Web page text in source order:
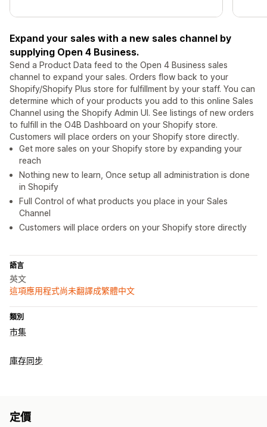
Expand your sales with a new sales channel by
supplying Open 4 Business.
Send a Product Data feed to the Open 4 Business sales
channel to expand your sales. Orders flow back to your
Shopify/Shopify Plus store for fulfillment by your staff. You can
determine which of your products you add to this online Sales
Channel using the Shopify Admin UI. See listings of new orders
to fulfill in the O4B Dashboard on your Shopify store.
Customers will place orders on your Shopify store directly.
Get more sales on your Shopify store by expanding your
reach
Nothing new to learn, Once setup all administration is done
in Shopify
Full Control of what products you place in your Sales
Channel
Customers will place orders on your Shopify store directly
語言
英文
這項應用程式尚未翻譯成繁體中文
類別
市集
庫存同步
定價